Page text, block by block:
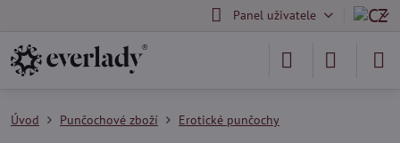
Panel uživatele
Úvod Punčochové zboží Erotické punčochy